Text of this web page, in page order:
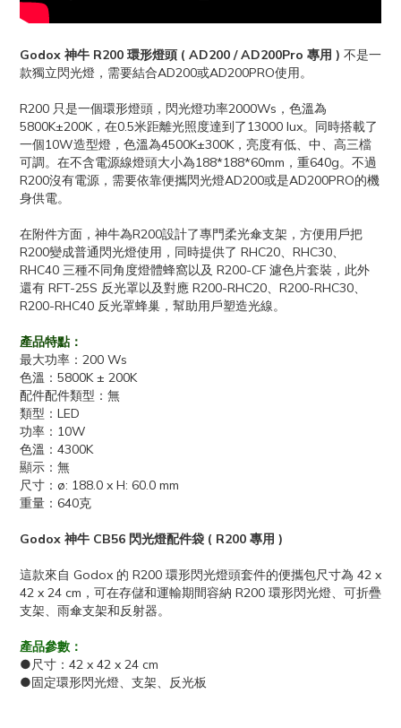
Godox 神牛 R200 環形燈頭 ( AD200 / AD200Pro 專用 ) 不是一
款獨立閃光燈，需要結合AD200或AD200PRO使用。
R200 只是一個環形燈頭，閃光燈功率2000Ws，色溫為
5800K±200K，在0.5米距離光照度達到了13000 lux。同時搭載了
一個10W造型燈，色溫為4500K±300K，亮度有低、中、高三檔
可調。在不含電源線燈頭大小為188*188*60mm，重640g。不過
R200沒有電源，需要依靠便攜閃光燈AD200或是AD200PRO的機
身供電。
在附件方面，神牛為R200設計了專門柔光傘支架，方便用戶把
R200變成普通閃光燈使用，同時提供了 RHC20、RHC30、
RHC40 三種不同角度燈體蜂窩以及 R200-CF 濾色片套裝，此外
還有 RFT-25S 反光罩以及對應 R200-RHC20、R200-RHC30、
R200-RHC40 反光罩蜂巢，幫助用戶塑造光線。
產品特點：
最大功率：200 Ws
色溫：5800K ± 200K
配件配件類型：無
類型：LED
功率：10W
色溫：4300K
顯示：無
尺寸：ø: 188.0 x H: 60.0 mm
重量：640克
Godox 神牛 CB56 閃光燈配件袋 ( R200 專用 )
這款來自 Godox 的 R200 環形閃光燈頭套件的便攜包尺寸為 42 x
42 x 24 cm，可在存儲和運輸期間容納 R200 環形閃光燈、可折疊
支架、雨傘支架和反射器。
產品參數：
●尺寸：42 x 42 x 24 cm
●固定環形閃光燈、支架、反光板